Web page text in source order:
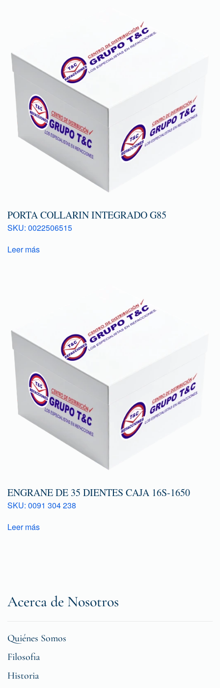
PORTA COLLARIN INTEGRADO G85
SKU: 0022506515
Leer más
ENGRANE DE 35 DIENTES CAJA 16S-1650
SKU: 0091 304 238
Leer más
Acerca de Nosotros
Quiénes Somos
Filosofia
Historia